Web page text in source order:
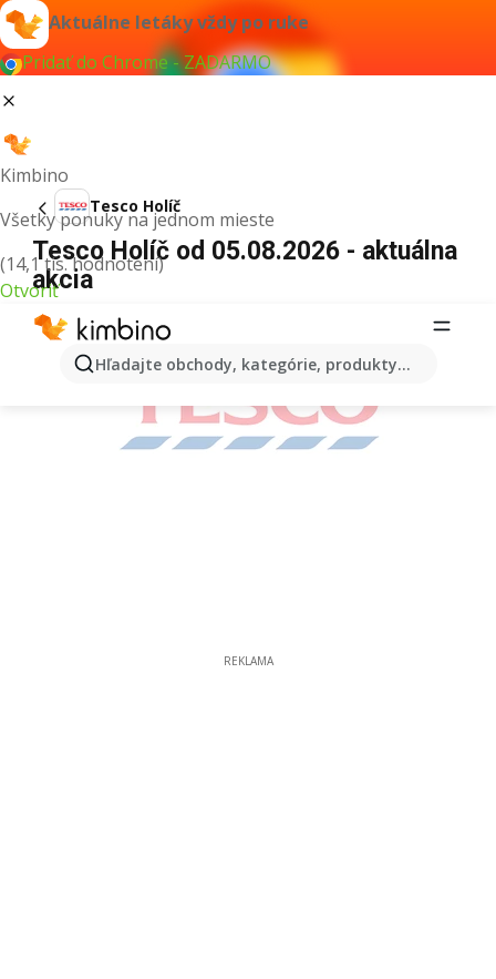
Aktuálne letáky vždy po ruke
Pridať do Chrome - ZADARMO
Kimbino
Všetky ponuky na jednom mieste
(14,1 tis. hodnotení)
Otvoriť
Hľadajte obchody, kategórie, produkty...
Tesco Holíč
Tesco Holíč od 05.08.2026 - aktuálna
akcia
REKLAMA